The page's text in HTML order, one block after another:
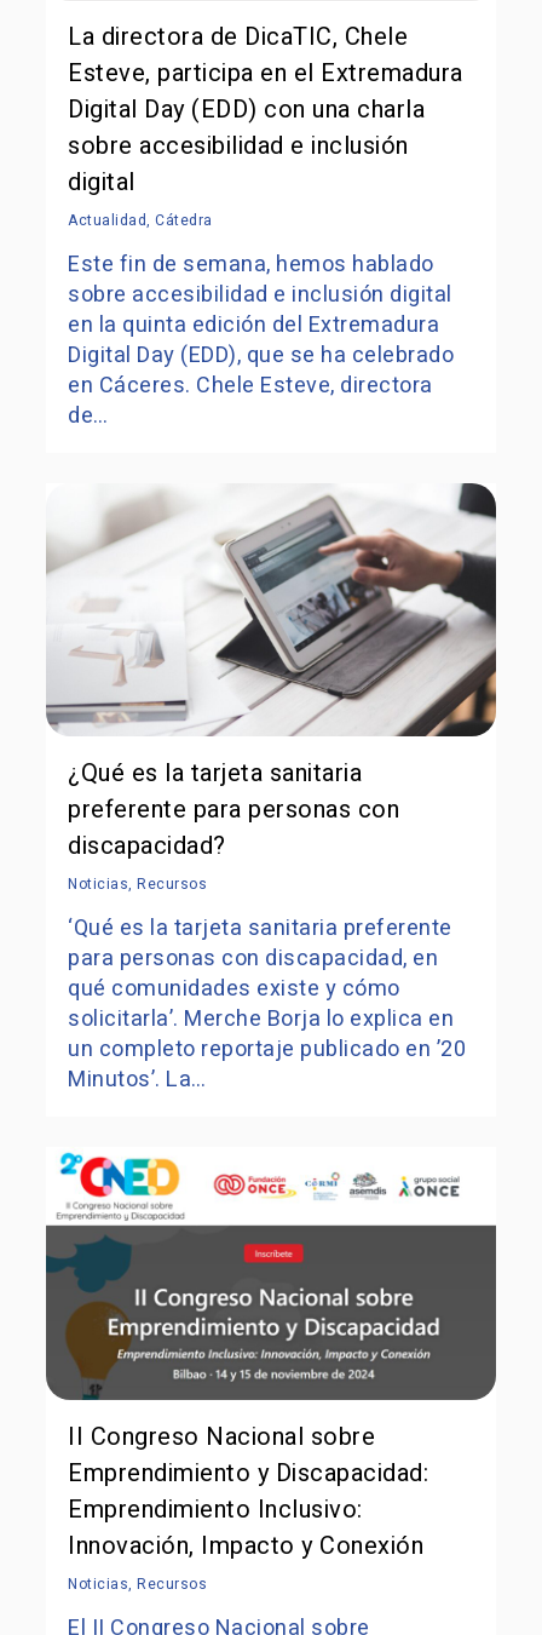
La directora de DicaTIC, Chele
Esteve, participa en el Extremadura
Digital Day (EDD) con una charla
sobre accesibilidad e inclusión
digital
Actualidad,Cátedra
Este fin de semana, hemos hablado
sobre accesibilidad e inclusión digital
en la quinta edición del Extremadura
Digital Day (EDD), que se ha celebrado
en Cáceres. Chele Esteve, directora
de…
¿Qué es la tarjeta sanitaria
preferente para personas con
discapacidad?
Noticias,Recursos
‘Qué es la tarjeta sanitaria preferente
para personas con discapacidad, en
qué comunidades existe y cómo
solicitarla’. Merche Borja lo explica en
un completo reportaje publicado en ’20
Minutos’. La…
II Congreso Nacional sobre
Emprendimiento y Discapacidad:
Emprendimiento Inclusivo:
Innovación, Impacto y Conexión
Noticias,Recursos
El II Congreso Nacional sobre